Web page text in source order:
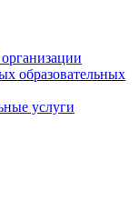
образовательных
услуги